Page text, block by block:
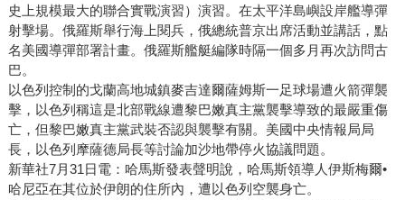
史上規模最大的聯合實戰演習）演習。在太平洋島嶼設岸艦導彈
射擊場。俄羅斯舉行海上閱兵，俄總統普京出席活動並講話，點
名美國導彈部署計畫。俄羅斯艦艇編隊時隔一個多月再次訪問古
巴。
以色列控制的戈蘭高地城鎮麥吉達爾薩姆斯一足球場遭火箭彈襲
擊，以色列稱這是北部戰線遭黎巴嫩真主黨襲擊導致的最嚴重傷
亡，但黎巴嫩真主黨武裝否認與襲擊有關。美國中央情報局局
長，以色列摩薩德局長等討論加沙地帶停火協議問題。
新華社7月31日電：哈馬斯發表聲明說，哈馬斯領導人伊斯梅爾•
哈尼亞在其位於伊朗的住所內，遭以色列空襲身亡。